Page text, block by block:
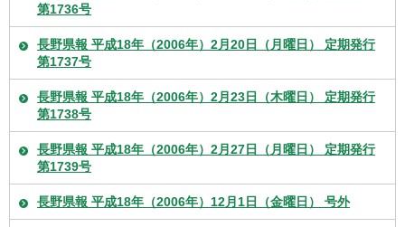
第1736号
長野県報 平成18年（2006年）2月20日（月曜日） 定期発行
第1737号
長野県報 平成18年（2006年）2月23日（木曜日） 定期発行
第1738号
長野県報 平成18年（2006年）2月27日（月曜日） 定期発行
第1739号
長野県報 平成18年（2006年）12月1日（金曜日） 号外